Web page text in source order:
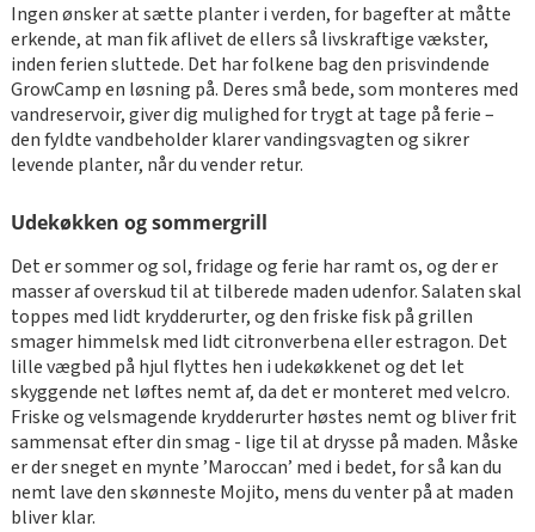
Ingen ønsker at sætte planter i verden, for bagefter at måtte
erkende, at man fik aflivet de ellers så livskraftige vækster,
inden ferien sluttede. Det har folkene bag den prisvindende
GrowCamp en løsning på. Deres små bede, som monteres med
vandreservoir, giver dig mulighed for trygt at tage på ferie –
den fyldte vandbeholder klarer vandingsvagten og sikrer
levende planter, når du vender retur.
Udekøkken og sommergrill
Det er sommer og sol, fridage og ferie har ramt os, og der er
masser af overskud til at tilberede maden udenfor. Salaten skal
toppes med lidt krydderurter, og den friske fisk på grillen
smager himmelsk med lidt citronverbena eller estragon. Det
lille vægbed på hjul flyttes hen i udekøkkenet og det let
skyggende net løftes nemt af, da det er monteret med velcro.
Friske og velsmagende krydderurter høstes nemt og bliver frit
sammensat efter din smag - lige til at drysse på maden. Måske
er der sneget en mynte ’Maroccan’ med i bedet, for så kan du
nemt lave den skønneste Mojito, mens du venter på at maden
bliver klar.